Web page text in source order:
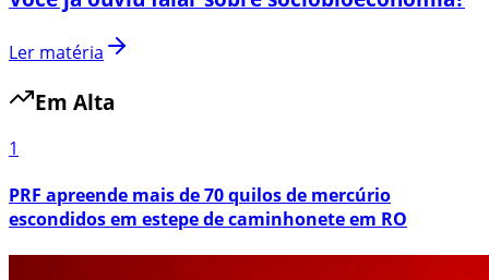
Ler matéria
Em Alta
1
PRF apreende mais de 70 quilos de mercúrio
escondidos em estepe de caminhonete em RO